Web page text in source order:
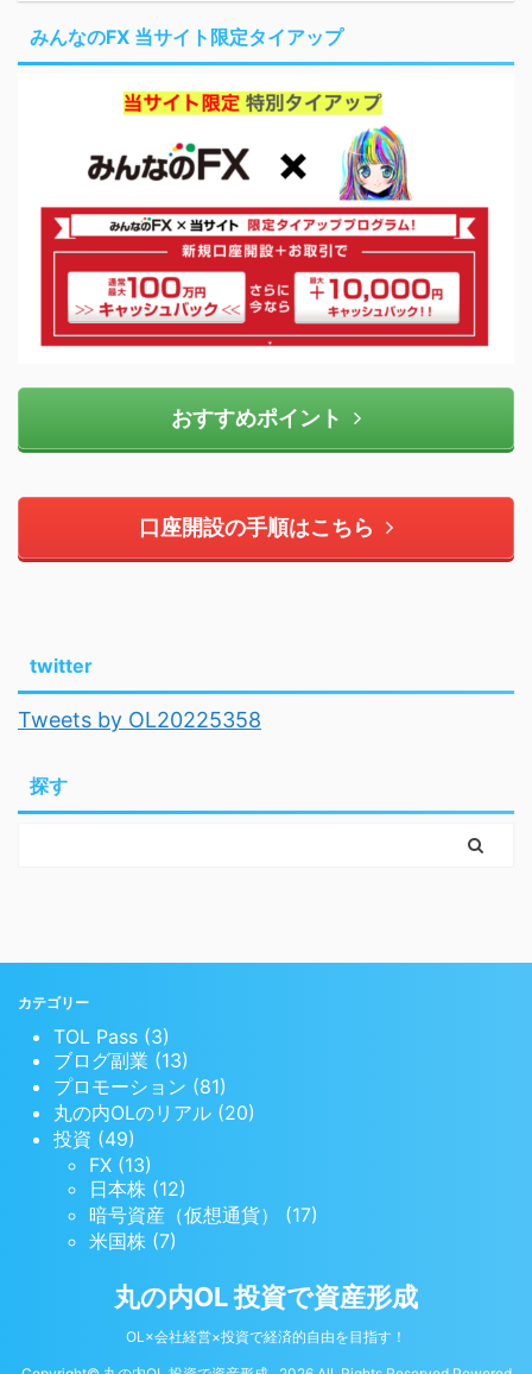
みんなのFX 当サイト限定タイアップ
おすすめポイント
口座開設の手順はこちら
twitter
Tweets by OL20225358
探す
カテゴリー
TOL Pass (3)
ブログ副業 (13)
プロモーション (81)
丸の内OLのリアル (20)
投資 (49)
FX (13)
日本株 (12)
暗号資産（仮想通貨） (17)
米国株 (7)
丸の内OL 投資で資産形成
OL×会社経営×投資で経済的自由を目指す！